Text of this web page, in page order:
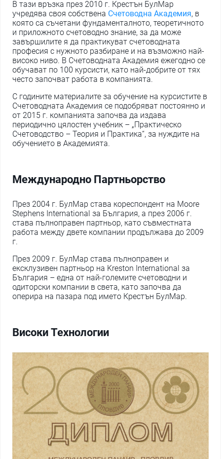
В тази връзка през 2010 г. Крестън БулМар
учредява своя собствена Счетоводна Академия, в
която са съчетани фундаменталното, теоретичното
и приложното счетоводно знание, за да може
завършилите я да практикуват счетоводната
професия с нужното разбиране и на възможно най-
високо ниво. В Счетоводната Академия ежегодно се
обучават по 100 курсисти, като най-добрите от тях
често започват работа в компанията.
С годините материалите за обучение на курсистите в
Счетоводната Академия се подобряват постоянно и
от 2015 г. компанията започва да издава
периодично цялостен учебник – „Практическо
Счетоводство – Теория и Практика“, за нуждите на
обучението в Академията.
Международно Партньорство
През 2004 г. БулМар става кореспондент на Moore
Stephens International за България, а през 2006 г.
става пълноправен партньор, като съвместната
работа между двете компании продължава до 2009
г.
През 2009 г. БулМар става пълноправен и
ексклузивен партньор на Kreston International за
България – една от най-големите счетоводни и
одиторски компании в света, като започва да
оперира на пазара под името Крестън БулМар.
Високи Технологии